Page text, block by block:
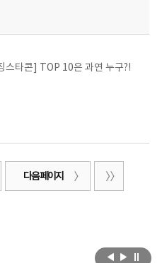
스타콘] TOP 10은 과연 누구?!
다음 페이지